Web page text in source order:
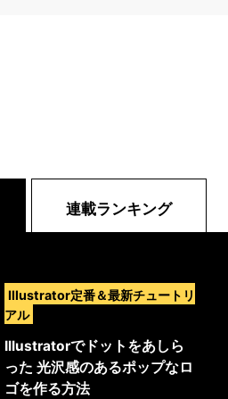
Illustrator定番＆最新チュートリ
アル
Illustratorでドットをあしら
った 光沢感のあるポップなロ
ゴを作る方法
連載ランキング